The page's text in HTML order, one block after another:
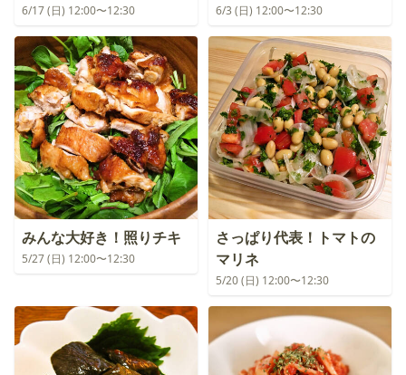
6/17 (日) 12:00〜12:30 6/3 (日) 12:00〜12:30
みんな大好き！照りチキ
5/27 (日) 12:00〜12:30
さっぱり代表！トマトの
マリネ
5/20 (日) 12:00〜12:30